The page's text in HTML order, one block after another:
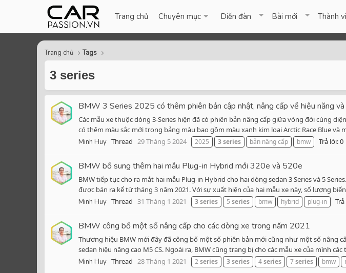
Trang chủ Chuyên mục Diễn đàn Bài mới Thành
Trang chủ Tags
3 series
BMW 3 Series 2025 có thêm phiên bản cập nhật, nâng cấp về hiệu năng
Các mẫu xe thuộc dòng 3-Series hiện đã có phiên bản nâng cấp giữa vòng đời cùng
có thêm màu sắc mới trong bảng màu bao gồm màu xanh kim loại Arctic Race Blue và
Minh Huy Thread 29 Tháng 5 2024 2025 3series bản nâng cấp bmw Trả lời: 0
BMW bổ sung thêm hai mẫu Plug-in Hybrid mới 320e và 520e
BMW tiếp tục cho ra mắt hai mẫu Plug-in Hybrid cho hai dòng sedan 3 Series và 5
được bán ra kể từ tháng 3 năm 2021. Với sự xuất hiện của hai mẫu xe này, số lượng
Minh Huy Thread 31 Tháng 1 2021 3series 5 series bmw hybrid plug-in
BMW công bố một số nâng cấp cho các dòng xe trong năm 2021
Thương hiệu BMW mới đây đã công bố một số phiên bản mới cũng như một số nâng
sedan hiệu năng cao M5 CS. Ngoài ra, BMW cũng trang bị cho các mẫu xe của mình
Minh Huy Thread 28 Tháng 1 2021 2 series 3series 4series 7series bmw